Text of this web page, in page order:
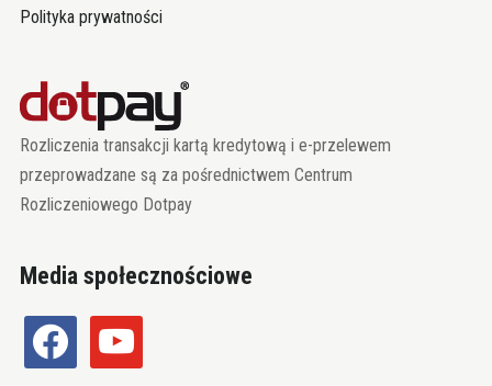
Polityka prywatności
Rozliczenia transakcji kartą kredytową i e-przelewem
przeprowadzane są za pośrednictwem Centrum
Rozliczeniowego Dotpay
Media społecznościowe
facebook youtube